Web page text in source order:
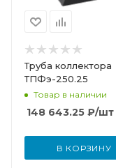
Труба коллектора
ТПФэ-250.25
Товар в наличии
148 643.25 ₽/шт
В КОРЗИНУ